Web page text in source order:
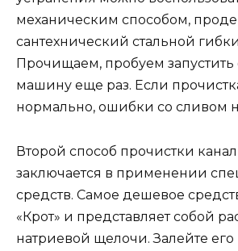
механическим способом,
сантехнический стальной
Прочищаем, пробуем запустить
машину еще раз. Если
нормально, ошибки со сливом
Второй способ прочистки
заключается в применении
средств. Самое дешевое
«Крот» и представляет собой
натриевой щелочи. Залейте его